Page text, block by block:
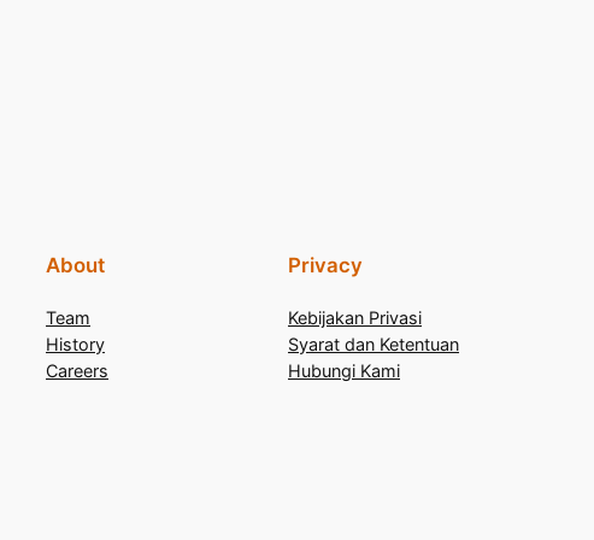
About
Team
History
Careers
Privacy
Kebijakan Privasi
Syarat dan Ketentuan
Hubungi Kami